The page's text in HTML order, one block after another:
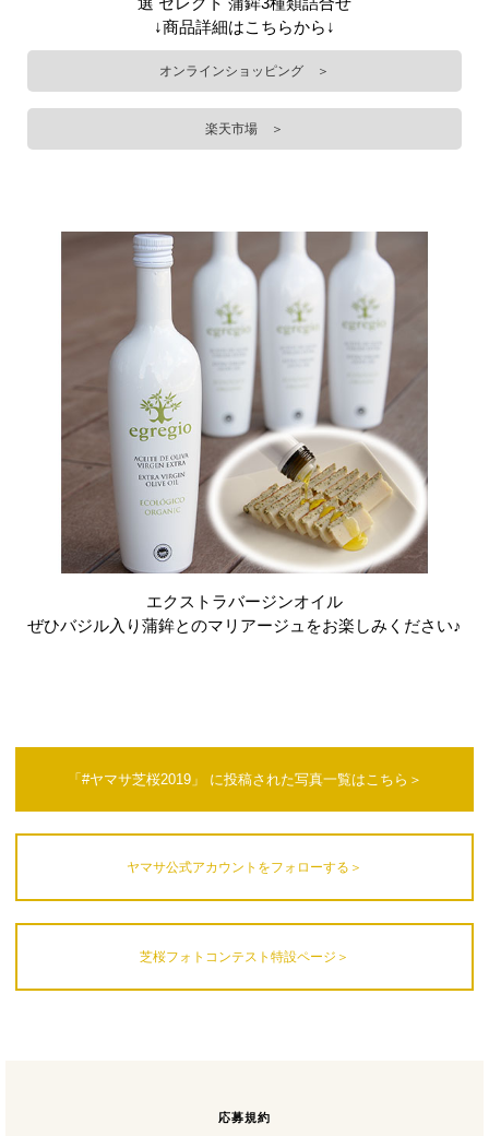
↓商品詳細はこちらから↓
オンラインショッピング ＞
楽天市場 ＞
エクストラバージンオイル
ぜひバジル入り蒲鉾とのマリアージュをお楽しみください♪
「#ヤマサ芝桜2019」 に投稿された写真一覧はこちら＞
ヤマサ公式アカウントをフォローする＞
芝桜フォトコンテスト特設ページ＞
応募規約